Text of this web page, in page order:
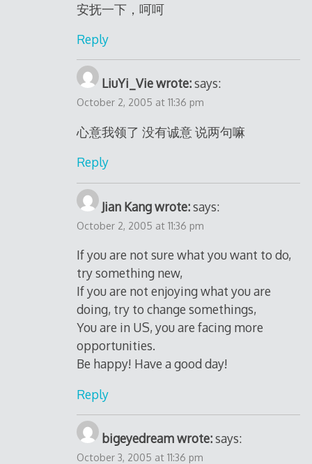
安抚一下，呵呵
Reply
LiuYi_Vie wrote: says:
October 2, 2005 at 11:36 pm
心意我领了 没有诚意 说两句嘛
Reply
Jian Kang wrote: says:
October 2, 2005 at 11:36 pm
If you are not sure what you want to do,
try something new,
If you are not enjoying what you are
doing, try to change somethings,
You are in US, you are facing more
opportunities.
Be happy! Have a good day!
Reply
bigeyedream wrote: says:
October 3, 2005 at 11:36 pm